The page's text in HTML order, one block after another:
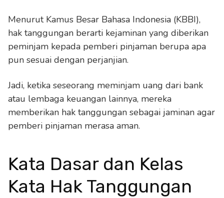
Menurut Kamus Besar Bahasa Indonesia (KBBI),
hak tanggungan berarti kejaminan yang diberikan
peminjam kepada pemberi pinjaman berupa apa
pun sesuai dengan perjanjian.
Jadi, ketika seseorang meminjam uang dari bank
atau lembaga keuangan lainnya, mereka
memberikan hak tanggungan sebagai jaminan agar
pemberi pinjaman merasa aman.
Kata Dasar dan Kelas
Kata Hak Tanggungan